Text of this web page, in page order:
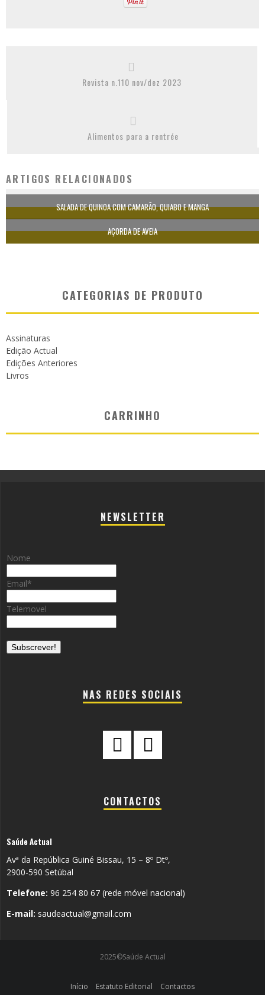
Revista n.110 nov/dez 2023
Alimentos para a rentrée
ARTIGOS RELACIONADOS
SALADA DE QUINOA COM CAMARÃO, QUIABO E MANGA
AÇORDA DE AVEIA
CATEGORIAS DE PRODUTO
Assinaturas
Edição Actual
Edições Anteriores
Livros
CARRINHO
NEWSLETTER
Nome
Email*
Telemovel
NAS REDES SOCIAIS
CONTACTOS
Saúde Actual
Avª da República Guiné Bissau, 15 – 8º Dtº,
2900-590 Setúbal
Telefone: 96 254 80 67 (rede móvel nacional)
E-mail: saudeactual@gmail.com
2025©Saúde Actual
Início Estatuto Editorial Contactos